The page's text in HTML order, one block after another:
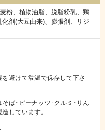
粉、植物油脂、脱脂粉乳、鶏
化剤(大豆由来)、膨張剤、リジ
避けて常温で保存して下さ
ば･ピーナッツ･クルミ･りん
しています。